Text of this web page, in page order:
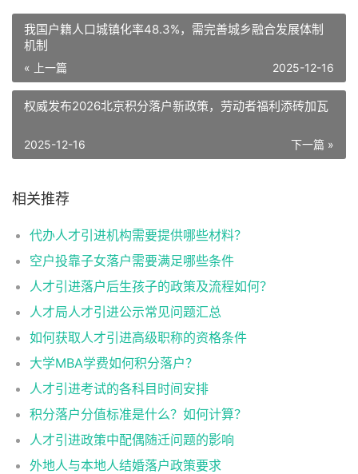
我国户籍人口城镇化率48.3%，需完善城乡融合发展体制
机制
« 上一篇 2025-12-16
权威发布2026北京积分落户新政策，劳动者福利添砖加瓦
下一篇 »
2025-12-16
相关推荐
代办人才引进机构需要提供哪些材料？
空户投靠子女落户需要满足哪些条件
人才引进落户后生孩子的政策及流程如何？
人才局人才引进公示常见问题汇总
如何获取人才引进高级职称的资格条件
大学MBA学费如何积分落户？
人才引进考试的各科目时间安排
积分落户分值标准是什么？如何计算？
人才引进政策中配偶随迁问题的影响
外地人与本地人结婚落户政策要求